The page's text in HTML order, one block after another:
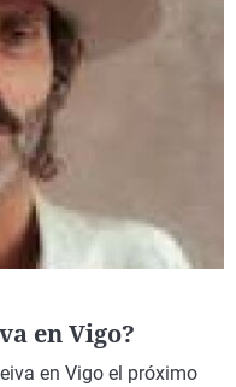
en Vigo?
en Vigo el próximo